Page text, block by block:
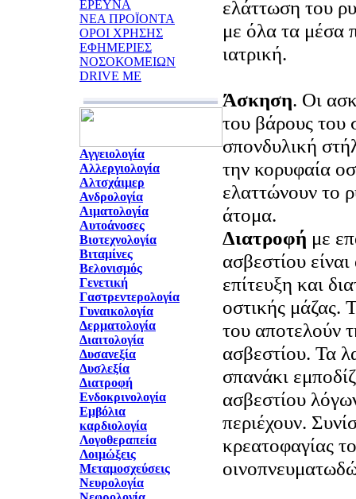
ΕΡΕΥΝΑ
ΝΕΑ ΠΡΟΪΟΝΤΑ
ΟΡΟΙ ΧΡΗΣΗΣ
ΕΦΗΜΕΡΙΕΣ
ΝΟΣΟΚΟΜΕΙΩΝ
DRIVE ME
Αγγειολογία
Αλλεργιολογία
Αλτσχάιμερ
Ανδρολογία
Αιματολογία
Αυτοάνοσες
Βιοτεχνολογία
Βιταμίνες
Βελονισμός
Γενετική
Γαστρεντερολογία
Γυναικολογία
Δερματολογία
Διαιτολογία
Δυσανεξία
Δυσλεξία
Διατροφή
Ενδοκρινολογία
Εμβόλια
καρδιολογία
Λογοθεραπεία
Λοιμώξεις
Μεταμοσχεύσεις
Νευρολογία
ελάττωση του
με όλα τα μέσα
ιατρική.
Άσκηση. Οι
του βάρους του
σπονδυλική
την κορυφαία
ελαττώνουν το
άτομα.
Διατροφή με
ασβεστίου
επίτευξη και
οστικής μάζας.
του αποτελούν
ασβεστίου. Τα
σπανάκι
ασβεστίου
περιέχουν.
κρεατοφαγίας